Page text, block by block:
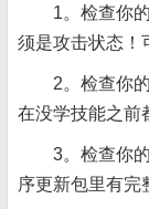
1。检查你
须是攻击状态！
2。检查你
在没学技能之前
3。检查你
序更新包里有完